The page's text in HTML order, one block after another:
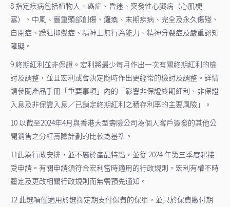
8 指定疾病包括植物人、癌症、昏迷、突發性心臟病（心肌梗
塞）、中風、嚴重頭部創傷、癱瘓、末期疾病、完全及永久傷殘、
自閉症、躁狂抑鬱症、精神上無行為能力、精神分裂症及嚴重認知
障礙。
9 終期紅利並非保證。宏利將最少每月作出一次有關終期紅利的檢
討及調整，並且宏利或會決定隨時作出更經常的檢討及調整。詳情
請參閱產品手冊「重要事項」內的「影響非保證終期紅利、非保證
入息及非保證入息／已鎖定終期紅利之積存利率的主要風險」。
10 以截至2024年4月與香港大型壽險公司為個人客戶簽發的其他公
開銷售之分紅壽險計劃的比較為基準。
11此為行政安排，並不屬於產品特點，並從 2024 年第三季度起接
受申請。有關申請須符合宏利當時適用的行政規則，宏利有權不時
釐定及更改相關行政規則而無需預先通知。
12 此選項僅適用於選擇定期支付保費的保單，並只於保費繳付期